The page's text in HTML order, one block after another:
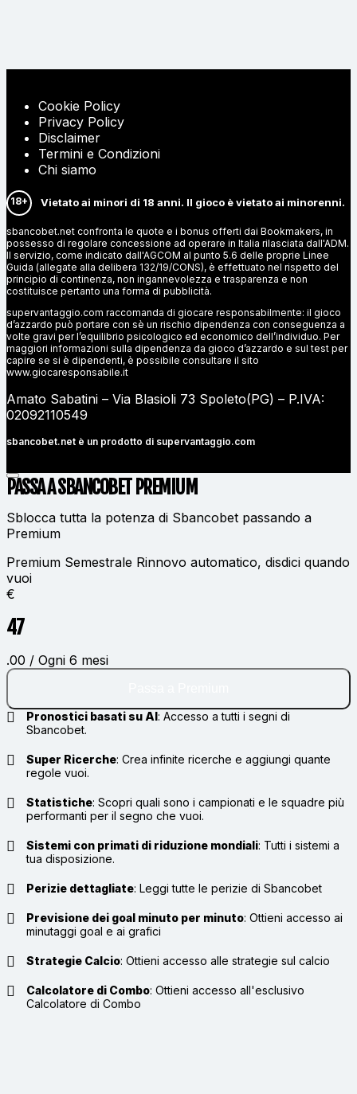
Cookie Policy
Privacy Policy
Disclaimer
Termini e Condizioni
Chi siamo
18+ Vietato ai minori di 18 anni. Il gioco è vietato ai minorenni.
sbancobet.net confronta le quote e i bonus offerti dai Bookmakers, in
possesso di regolare concessione ad operare in Italia rilasciata dall'ADM.
Il servizio, come indicato dall'AGCOM al punto 5.6 delle proprie Linee
Guida (allegate alla delibera 132/19/CONS), è effettuato nel rispetto del
principio di continenza, non ingannevolezza e trasparenza e non
costituisce pertanto una forma di pubblicità.
supervantaggio.com raccomanda di giocare responsabilmente: il gioco
d’azzardo può portare con sè un rischio dipendenza con conseguenza a
volte gravi per l’equilibrio psicologico ed economico dell’individuo. Per
maggiori informazioni sulla dipendenza da gioco d’azzardo e sul test per
capire se si è dipendenti, è possibile consultare il sito
www.giocaresponsabile.it
Amato Sabatini – Via Blasioli 73 Spoleto(PG) – P.IVA:
02092110549
sbancobet.net è un prodotto di supervantaggio.com
PASSA A SBANCOBET PREMIUM
Sblocca tutta la potenza di Sbancobet passando a
Premium
Premium Semestrale Rinnovo automatico, disdici quando
vuoi
€
47
.00 / Ogni 6 mesi
Pronostici basati su AI : Accesso a tutti i segni di
Sbancobet.
Super Ricerche: Crea infinite ricerche e aggiungi quante
regole vuoi.
Statistiche: Scopri quali sono i campionati e le squadre più
performanti per il segno che vuoi.
Sistemi con primati di riduzione mondiali: Tutti i sistemi a
tua disposizione.
Perizie dettagliate: Leggi tutte le perizie di Sbancobet
Previsione dei goal minuto per minuto: Ottieni accesso ai
minutaggi goal e ai grafici
Strategie Calcio: Ottieni accesso alle strategie sul calcio
Calcolatore di Combo: Ottieni accesso all'esclusivo
Calcolatore di Combo